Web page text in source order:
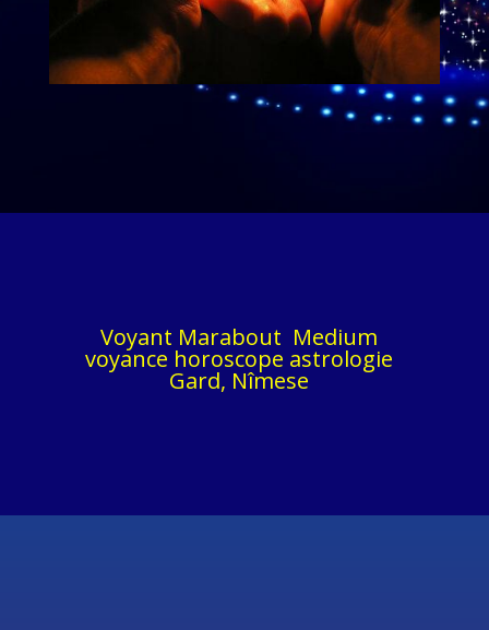
Voyant Marabout Medium
voyance horoscope astrologie
Gard, Nîmese